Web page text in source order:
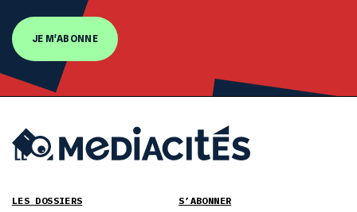
JE M'ABONNE
LES DOSSIERS S’ABONNER